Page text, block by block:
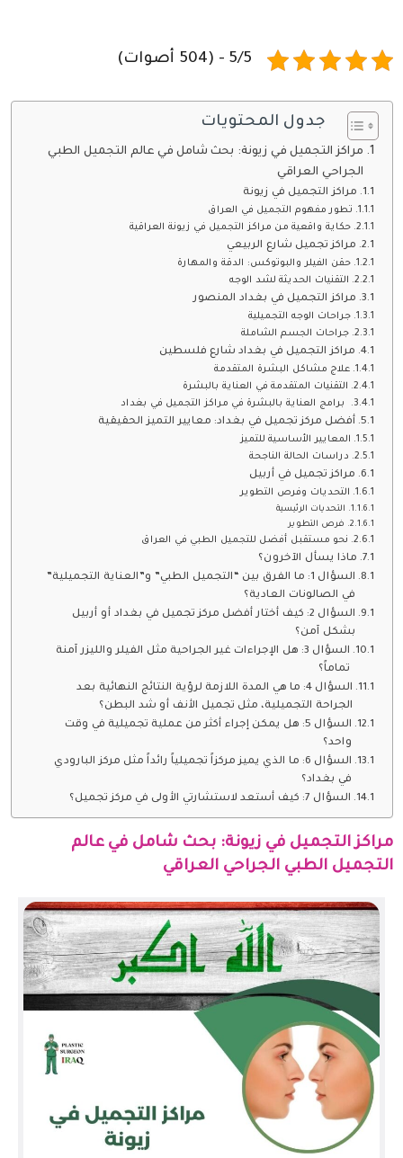
5/5 - (504 أصوات)
جدول المحتويات
مراكز التجميل في زيونة: بحث شامل في عالم التجميل الطبي
الجراحي العراقي
مراكز التجميل في زيونة
تطور مفهوم التجميل في العراق
حكاية واقعية من مراكز التجميل في زيونة العراقية
مراكز تجميل شارع الربيعي
حقن الفيلر والبوتوكس: الدقة والمهارة
التقنيات الحديثة لشد الوجه
مراكز التجميل في بغداد المنصور
جراحات الوجه التجميلية
جراحات الجسم الشاملة
مراكز التجميل في بغداد شارع فلسطين
علاج مشاكل البشرة المتقدمة
التقنيات المتقدمة في العناية بالبشرة
برامج العناية بالبشرة في مراكز التجميل في بغداد
أفضل مركز تجميل في بغداد: معايير التميز الحقيقية
المعايير الأساسية للتميز
دراسات الحالة الناجحة
مراكز تجميل في أربيل
التحديات وفرص التطوير
التحديات الرئيسية
فرص التطوير
نحو مستقبل أفضل للتجميل الطبي في العراق
ماذا يسأل الآخرون؟
السؤال 1: ما الفرق بين “التجميل الطبي” و”العناية التجميلية”
في الصالونات العادية؟
السؤال 2: كيف أختار أفضل مركز تجميل في بغداد أو أربيل
بشكل آمن؟
السؤال 3: هل الإجراءات غير الجراحية مثل الفيلر والليزر آمنة
تماماً؟
السؤال 4: ما هي المدة اللازمة لرؤية النتائج النهائية بعد
الجراحة التجميلية، مثل تجميل الأنف أو شد البطن؟
السؤال 5: هل يمكن إجراء أكثر من عملية تجميلية في وقت
واحد؟
السؤال 6: ما الذي يميز مركزاً تجميلياً رائداً مثل مركز البارودي
في بغداد؟
السؤال 7: كيف أستعد لاستشارتي الأولى في مركز تجميل؟
مراكز التجميل في زيونة: بحث شامل في عالم
التجميل الطبي الجراحي العراقي